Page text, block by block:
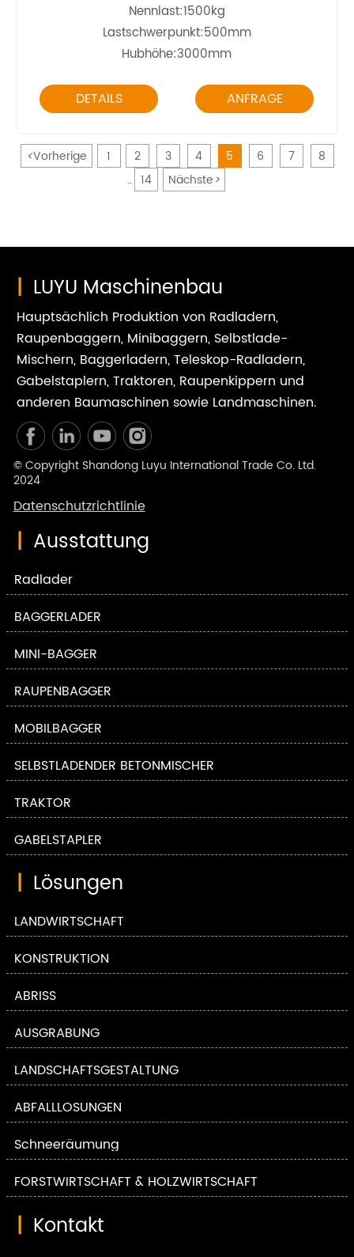
Nennlast:1500kg
Lastschwerpunkt:500mm
Hubhöhe:3000mm
DETAILS ANFRAGE
<Vorherige 1 2 3 4 5 6 7 8
... 14 Nächste>
| LUYU Maschinenbau
Hauptsächlich Produktion von Radladern,
Raupenbaggern, Minibaggern, Selbstlade-
Mischern, Baggerladern, Teleskop-Radladern,
Gabelstaplern, Traktoren, Raupenkippern und
anderen Baumaschinen sowie Landmaschinen.
© Copyright Shandong Luyu International Trade Co. Ltd.
2024
Datenschutzrichtlinie
| Ausstattung
Radlader
BAGGERLADER
MINI-BAGGER
RAUPENBAGGER
MOBILBAGGER
SELBSTLADENDER BETONMISCHER
TRAKTOR
GABELSTAPLER
| Lösungen
LANDWIRTSCHAFT
KONSTRUKTION
ABRISS
AUSGRABUNG
LANDSCHAFTSGESTALTUNG
ABFALLLÖSUNGEN
Schneeräumung
FORSTWIRTSCHAFT & HOLZWIRTSCHAFT
| Kontakt